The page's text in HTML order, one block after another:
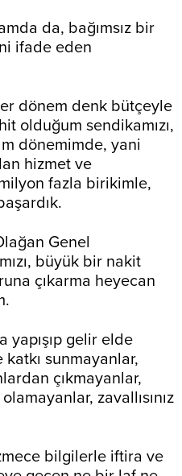
da, bağımsız bir
ifade eden
dönem denk bütçeyle
olduğum sendikamızı,
dönemimde, yani
hizmet ve
fazla birikimle,
Genel
büyük bir nakit
çıkarma heyecan
yapışıp gelir elde
sunmayanlar,
çıkmayanlar,
zavallısınız
bilgilerle iftira ve